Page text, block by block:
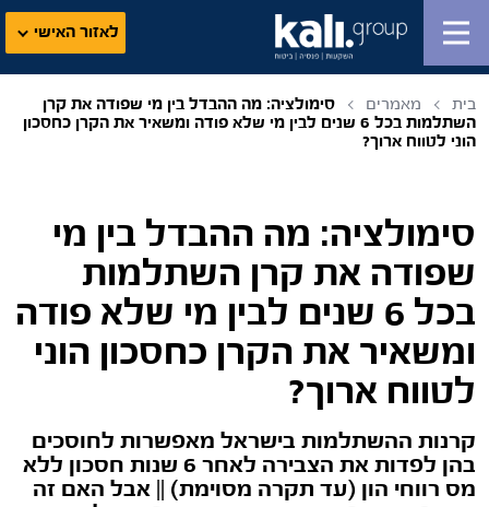
לאזור האישי
בית מאמרים
סימולציה: מה ההבדל בין מי שפודה את קרן
השתלמות בכל 6 שנים לבין מי שלא פודה ומשאיר את הקרן כחסכון
הוני לטווח ארוך?
סימולציה: מה ההבדל בין מי
שפודה את קרן השתלמות
בכל 6 שנים לבין מי שלא פודה
ומשאיר את הקרן כחסכון הוני
לטווח ארוך?
קרנות ההשתלמות בישראל מאפשרות לחוסכים
בהן לפדות את הצבירה לאחר 6 שנות חסכון ללא
מס רווחי הון (עד תקרה מסוימת) || אבל האם זה